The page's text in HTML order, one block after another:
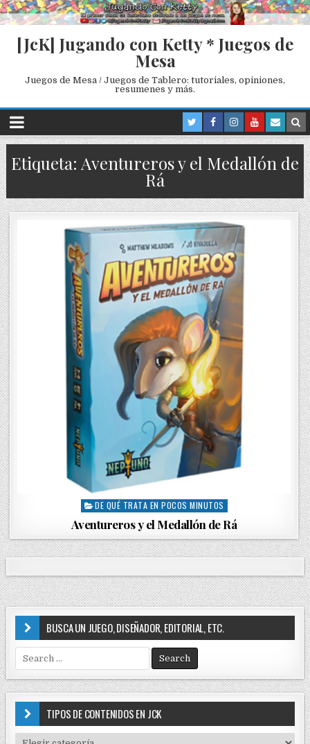
[JcK] Jugando con Ketty * Juegos de
Mesa
Juegos de Mesa / Juegos de Tablero: tutoriales, opiniones,
resumenes y más.
Etiqueta: Aventureros y el Medallón de
Rá
P
t
e
d
i
n
DE QUÉ TRATA EN POCOS MINUTOS
Aventureros y el Medallón de Rá
BUSCA UN JUEGO, DISEÑADOR, EDITORIAL, ETC.
e
a
r
f
TIPOS DE CONTENIDOS EN JCK